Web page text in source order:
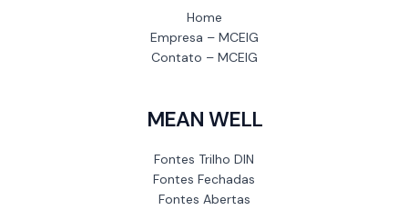
Home
Empresa – MCEIG
Contato – MCEIG
MEAN WELL
Fontes Trilho DIN
Fontes Fechadas
Fontes Abertas